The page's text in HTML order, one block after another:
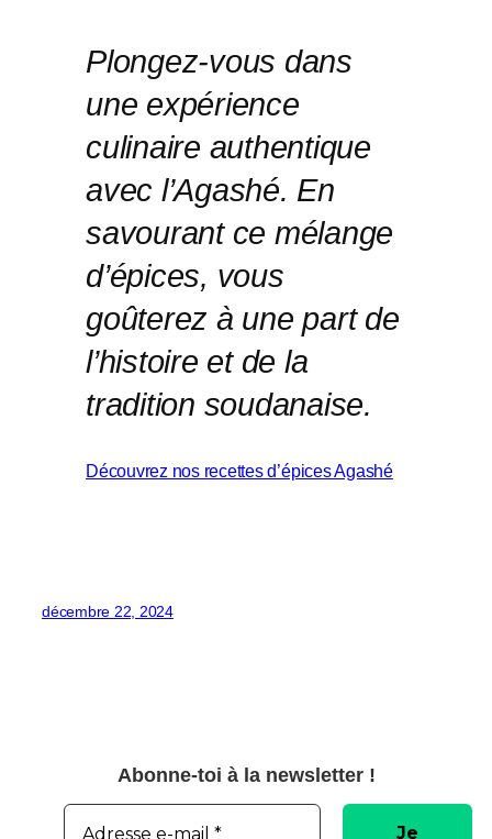
Plongez-vous dans
une expérience
culinaire authentique
avec l’Agashé. En
savourant ce mélange
d’épices, vous
goûterez à une part de
l’histoire et de la
tradition soudanaise.
Découvrez nos recettes d’épices Agashé
décembre 22, 2024
Abonne-toi à la newsletter !